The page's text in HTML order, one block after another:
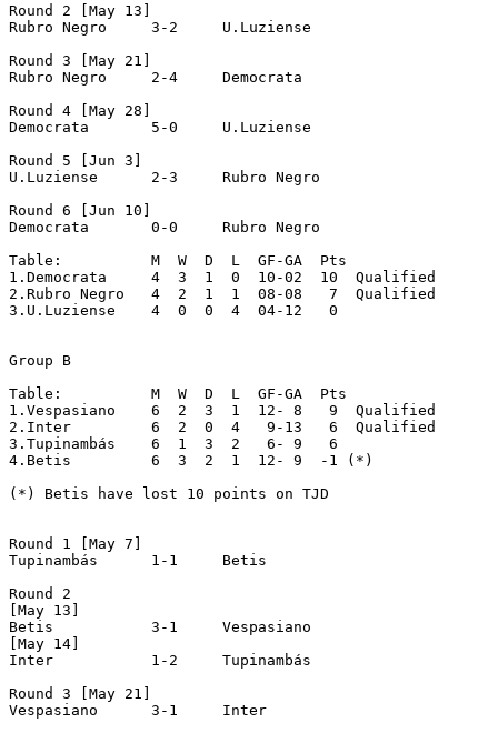
Round 2 [May 13]
Rubro Negro	3-2	U.Luziense
Round 3 [May 21]
Rubro Negro	2-4	Democrata
Round 4 [May 28]
Democrata	5-0	U.Luziense
Round 5 [Jun 3]
U.Luziense	2-3	Rubro Negro
Round 6 [Jun 10]
Democrata	0-0	Rubro Negro
Table:		M  W  D  L  GF-GA  Pts
1.Democrata	4  3  1  0  10-02  10  Qualified
2.Rubro Negro	4  2  1  1  08-08   7  Qualified
3.U.Luziense	4  0  0  4  04-12   0
Group B
Table:		M  W  D  L  GF-GA  Pts
1.Vespasiano	6  2  3  1  12- 8   9  Qualified
2.Inter		6  2  0  4   9-13   6  Qualified
3.Tupinambás	6  1  3  2   6- 9   6
4.Betis		6  3  2  1  12- 9  -1 (*)
(*) Betis have lost 10 points on TJD
Round 1 [May 7]
Tupinambás	1-1	Betis
Round 2
[May 13]
Betis		3-1	Vespasiano
[May 14]
Inter		1-2	Tupinambás
Round 3 [May 21]
Vespasiano	3-1	Inter